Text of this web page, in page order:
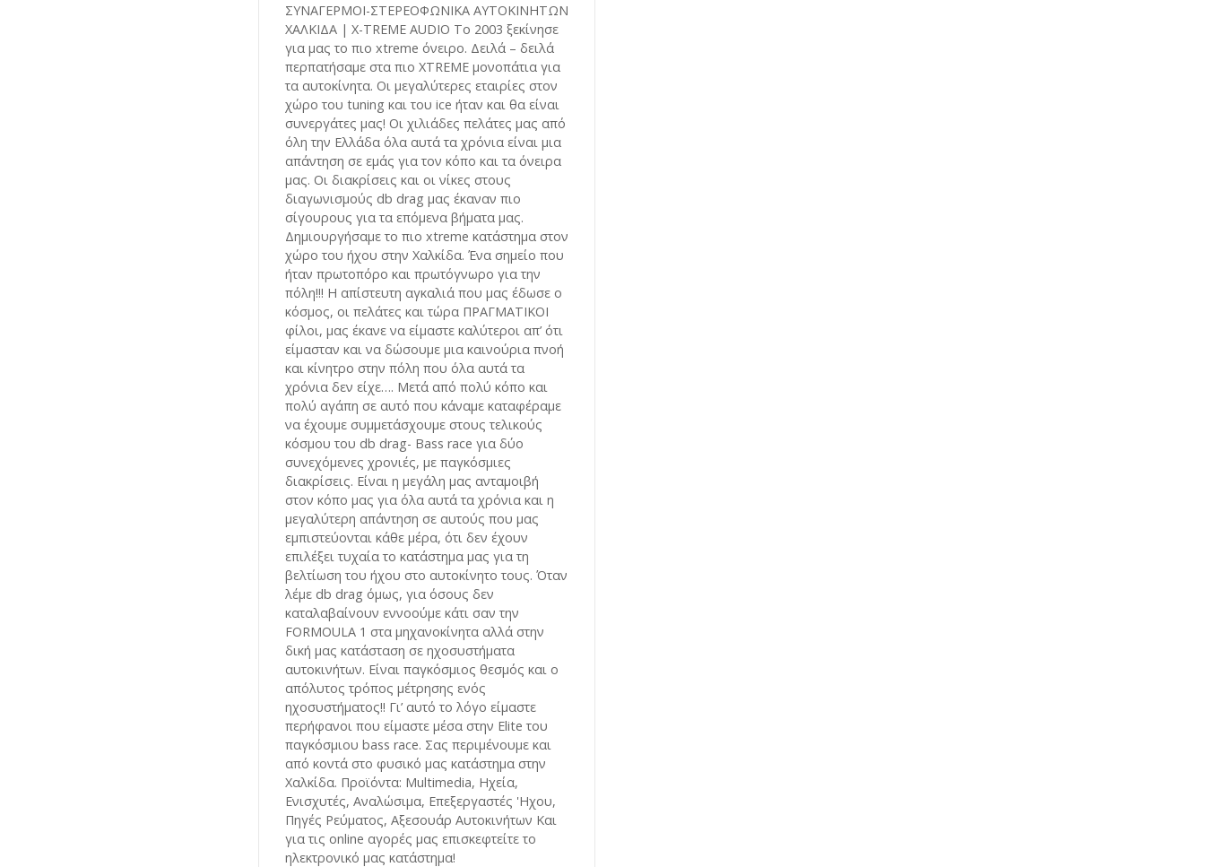
ΣΥΝΑΓΕΡΜΟΙ-ΣΤΕΡΕΟΦΩΝΙΚΑ ΑΥΤΟΚΙΝΗΤΩΝ
ΧΑΛΚΙΔΑ | X-TREME AUDIO Το 2003 ξεκίνησε
για μας το πιο xtreme όνειρο. Δειλά – δειλά
περπατήσαμε στα πιο XTREME μονοπάτια για
τα αυτοκίνητα. Οι μεγαλύτερες εταιρίες στον
χώρο του tuning και του ice ήταν και θα είναι
συνεργάτες μας! Οι χιλιάδες πελάτες μας από
όλη την Ελλάδα όλα αυτά τα χρόνια είναι μια
απάντηση σε εμάς για τον κόπο και τα όνειρα
μας. Οι διακρίσεις και οι νίκες στους
διαγωνισμούς db drag μας έκαναν πιο
σίγουρους για τα επόμενα βήματα μας.
Δημιουργήσαμε το πιο xtreme κατάστημα στον
χώρο του ήχου στην Χαλκίδα. Ένα σημείο που
ήταν πρωτοπόρο και πρωτόγνωρο για την
πόλη!!! Η απίστευτη αγκαλιά που μας έδωσε ο
κόσμος, οι πελάτες και τώρα ΠΡΑΓΜΑΤΙΚΟΙ
φίλοι, μας έκανε να είμαστε καλύτεροι απ’ ότι
είμασταν και να δώσουμε μια καινούρια πνοή
και κίνητρο στην πόλη που όλα αυτά τα
χρόνια δεν είχε…. Μετά από πολύ κόπο και
πολύ αγάπη σε αυτό που κάναμε καταφέραμε
να έχουμε συμμετάσχουμε στους τελικούς
κόσμου του db drag- Bass race για δύο
συνεχόμενες χρονιές, με παγκόσμιες
διακρίσεις. Είναι η μεγάλη μας ανταμοιβή
στον κόπο μας για όλα αυτά τα χρόνια και η
μεγαλύτερη απάντηση σε αυτούς που μας
εμπιστεύονται κάθε μέρα, ότι δεν έχουν
επιλέξει τυχαία το κατάστημα μας για τη
βελτίωση του ήχου στο αυτοκίνητο τους. Όταν
λέμε db drag όμως, για όσους δεν
καταλαβαίνουν εννοούμε κάτι σαν την
FORMOULA 1 στα μηχανοκίνητα αλλά στην
δική μας κατάσταση σε ηχοσυστήματα
αυτοκινήτων. Είναι παγκόσμιος θεσμός και ο
απόλυτος τρόπος μέτρησης ενός
ηχοσυστήματος!! Γι’ αυτό το λόγο είμαστε
περήφανοι που είμαστε μέσα στην Elite του
παγκόσμιου bass race. Σας περιμένουμε και
από κοντά στο φυσικό μας κατάστημα στην
Χαλκίδα. Προϊόντα: Multimedia, Ηχεία,
Ενισχυτές, Αναλώσιμα, Επεξεργαστές 'Ηχου,
Πηγές Ρεύματος, Αξεσουάρ Αυτοκινήτων Και
για τις online αγορές μας επισκεφτείτε το
ηλεκτρονικό μας κατάστημα!